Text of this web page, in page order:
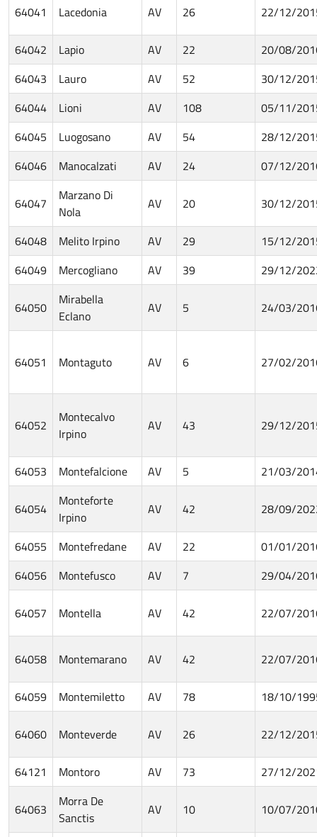
64041 Lacedonia AV 26 22/12/
64042 Lapio AV 22
20/08/
64043
Lauro AV 52
30/12/
64044
Lioni AV 108
05/11/
64045
Luogosano AV 54
28/12/
64046
Manocalzati AV 24 07/12/
64047
Marzano Di
Nola
AV 20 30/12/
64048 Melito Irpino AV 29
15/12/
64049
Mercogliano AV 39 29/12/
64050
Mirabella
Eclano
AV 5 24/03/
64051 Montaguto AV 6 27/02/
64052
Montecalvo
Irpino
AV 43 29/12/
64053 Montefalcione AV 5 21/03/
64054
Monteforte
Irpino
AV 42 28/09/
64055 Montefredane AV 22
01/01/
64056
Montefusco AV 7 29/04/
64057 Montella AV 42 22/07/
64058 Montemarano AV 42 22/07/
64059 Montemiletto AV 78 18/10/
64060 Monteverde AV 26 22/12/
64121 Montoro AV 73 27/12/
64063
Morra De
Sanctis
AV 10 10/07/